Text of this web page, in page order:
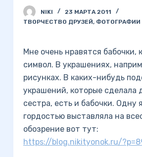
NIKI
23 МАРТА 2011
ТВОРЧЕСТВО ДРУЗЕЙ, ФОТОГРАФИИ
Мне очень нравятся бабочки,
символ. В украшениях,
рисунках. В каких-нибудь
украшений, которые сделала
сестра, есть и бабочки. Одну
гордостью выставляла на
обозрение вот тут:
https://blog.nikityonok.ru/